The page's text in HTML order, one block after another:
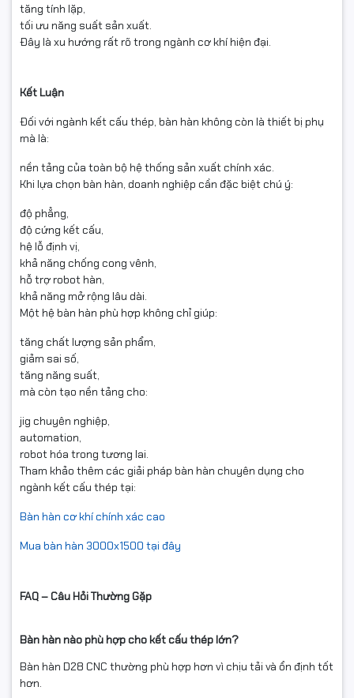
tăng tính lặp,
tối ưu năng suất sản xuất.
Đây là xu hướng rất rõ trong ngành cơ khí hiện đại.
Kết Luận
Đối với ngành kết cấu thép, bàn hàn không còn là thiết bị phụ
mà là:
nền tảng của toàn bộ hệ thống sản xuất chính xác.
Khi lựa chọn bàn hàn, doanh nghiệp cần đặc biệt chú ý:
độ phẳng,
độ cứng kết cấu,
hệ lỗ định vị,
khả năng chống cong vênh,
hỗ trợ robot hàn,
khả năng mở rộng lâu dài.
Một hệ bàn hàn phù hợp không chỉ giúp:
tăng chất lượng sản phẩm,
giảm sai số,
tăng năng suất,
mà còn tạo nền tảng cho:
jig chuyên nghiệp,
automation,
robot hóa trong tương lai.
Tham khảo thêm các giải pháp bàn hàn chuyên dụng cho
ngành kết cấu thép tại:
Bàn hàn cơ khí chính xác cao
Mua bàn hàn 3000x1500 tại đây
FAQ – Câu Hỏi Thường Gặp
Bàn hàn nào phù hợp cho kết cấu thép lớn?
Bàn hàn D28 CNC thường phù hợp hơn vì chịu tải và ổn định tốt
hơn.